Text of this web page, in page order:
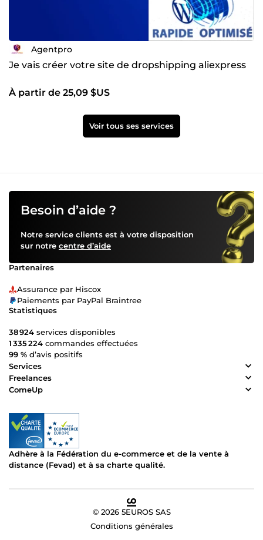
Agentpro
Je vais créer votre site de dropshipping aliexpress
À partir de 25,09 $US
Voir tous ses services
Besoin d’aide ?
Notre service clients est à votre disposition
sur notre centre d’aide
Partenaires
Assurance par Hiscox
Paiements par PayPal Braintree
Statistiques
38 924 services disponibles
1 335 224 commandes effectuées
99 % d’avis positifs
Services
Freelances
ComeUp
Adhère à la Fédération du e-commerce et de la vente à
distance (Fevad) et à sa charte qualité.
© 2026 5EUROS SAS
Conditions générales